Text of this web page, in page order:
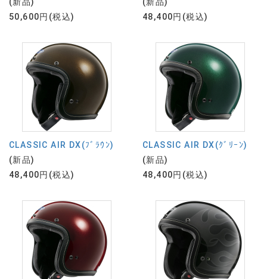
50,600円(税込)
48,400円(税込)
CLASSIC AIR DX(ﾌﾞﾗｳﾝ)
(新品)
48,400円(税込)
CLASSIC AIR DX(ｸﾞﾘｰﾝ)
(新品)
48,400円(税込)